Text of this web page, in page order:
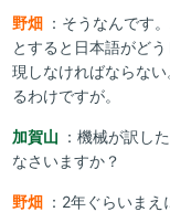
野畑 ：そうなんです
とすると日本語がど
現しなければならな
るわけですが。
加賀山 ：機械が訳し
なさいますか？
野畑 ：2年ぐらいま